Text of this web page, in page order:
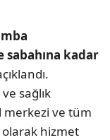
sabahına kadar
sağlık
merkezi ve tüm
hizmet